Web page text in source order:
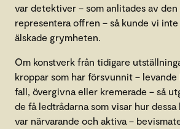
var detektiver – som anlitades av
representera offren – så kunde vi
älskade grymheten.
Om konstverk från tidigare
kroppar som har försvunnit – levande
fall, övergivna eller kremerade – så
de få ledtrådarna som visar hur dessa
var närvarande och aktiva –